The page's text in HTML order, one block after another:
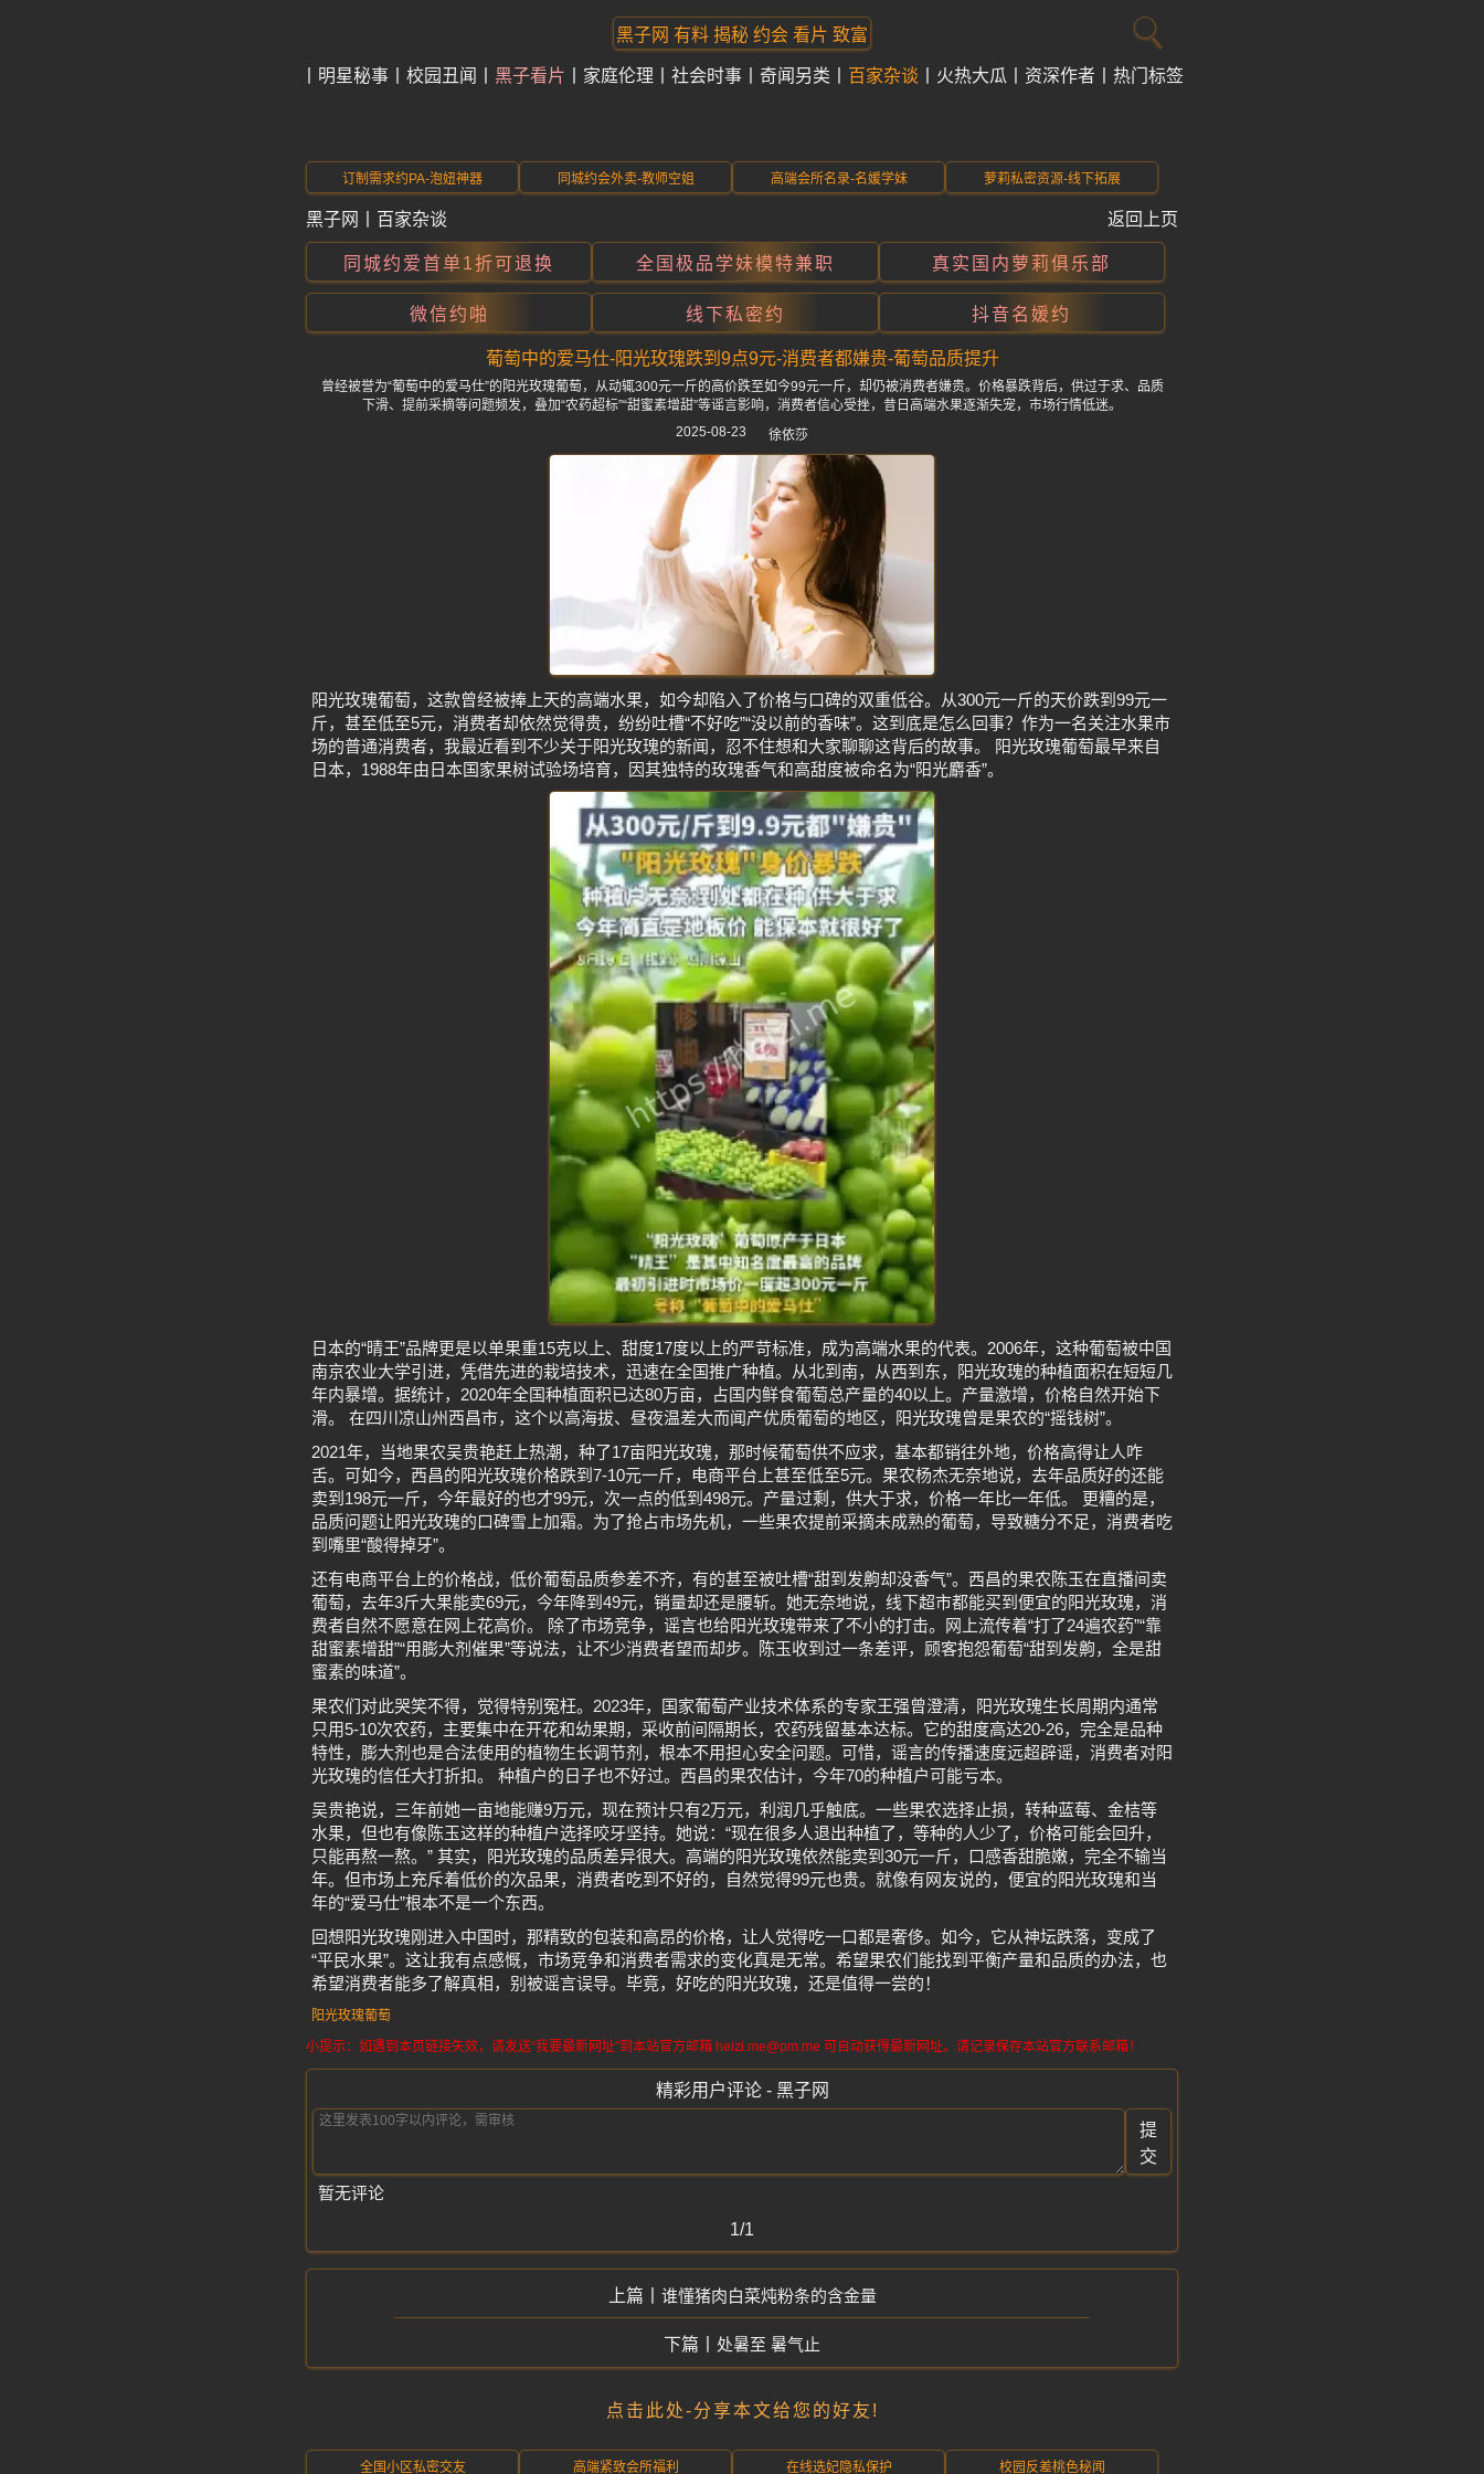
黑子网 有料 揭秘 约会 看片 致富
明星秘事 校园丑闻 黑子看片 家庭伦理 社会时事 奇闻另类 百家杂谈 火热大瓜 资深作者 热门标签
订制需求约PA-泡妞神器 同城约会外卖-教师空姐 高端会所名录-名媛学妹 萝莉私密资源-线下拓展
黑子网 百家杂谈 返回上页
同城约爱首单1折可退换 全国极品学妹模特兼职 真实国内萝莉俱乐部
微信约啪 线下私密约 抖音名媛约
葡萄中的爱马仕-阳光玫瑰跌到9点9元-消费者都嫌贵-葡萄品质提升
曾经被誉为“葡萄中的爱马仕”的阳光玫瑰葡萄，从动辄300元一斤的高价跌至如今99元一斤，却仍被消费者嫌贵。价格暴跌背后，供过于求、品质
下滑、提前采摘等问题频发，叠加“农药超标”“甜蜜素增甜”等谣言影响，消费者信心受挫，昔日高端水果逐渐失宠，市场行情低迷。
2025-08-23
徐依莎
阳光玫瑰葡萄，这款曾经被捧上天的高端水果，如今却陷入了价格与口碑的双重低谷。从300元一斤的天价跌到99元一
斤，甚至低至5元，消费者却依然觉得贵，纷纷吐槽“不好吃”“没以前的香味”。这到底是怎么回事？作为一名关注水果市
场的普通消费者，我最近看到不少关于阳光玫瑰的新闻，忍不住想和大家聊聊这背后的故事。 阳光玫瑰葡萄最早来自
日本，1988年由日本国家果树试验场培育，因其独特的玫瑰香气和高甜度被命名为“阳光麝香”。
日本的“晴王”品牌更是以单果重15克以上、甜度17度以上的严苛标准，成为高端水果的代表。2006年，这种葡萄被中国
南京农业大学引进，凭借先进的栽培技术，迅速在全国推广种植。从北到南，从西到东，阳光玫瑰的种植面积在短短几
年内暴增。据统计，2020年全国种植面积已达80万亩，占国内鲜食葡萄总产量的40以上。产量激增，价格自然开始下
滑。 在四川凉山州西昌市，这个以高海拔、昼夜温差大而闻产优质葡萄的地区，阳光玫瑰曾是果农的“摇钱树”。
2021年，当地果农吴贵艳赶上热潮，种了17亩阳光玫瑰，那时候葡萄供不应求，基本都销往外地，价格高得让人咋
舌。可如今，西昌的阳光玫瑰价格跌到7-10元一斤，电商平台上甚至低至5元。果农杨杰无奈地说，去年品质好的还能
卖到198元一斤，今年最好的也才99元，次一点的低到498元。产量过剩，供大于求，价格一年比一年低。 更糟的是，
品质问题让阳光玫瑰的口碑雪上加霜。为了抢占市场先机，一些果农提前采摘未成熟的葡萄，导致糖分不足，消费者吃
到嘴里“酸得掉牙”。
还有电商平台上的价格战，低价葡萄品质参差不齐，有的甚至被吐槽“甜到发齁却没香气”。西昌的果农陈玉在直播间卖
葡萄，去年3斤大果能卖69元，今年降到49元，销量却还是腰斩。她无奈地说，线下超市都能买到便宜的阳光玫瑰，消
费者自然不愿意在网上花高价。 除了市场竞争，谣言也给阳光玫瑰带来了不小的打击。网上流传着“打了24遍农药”“靠
甜蜜素增甜”“用膨大剂催果”等说法，让不少消费者望而却步。陈玉收到过一条差评，顾客抱怨葡萄“甜到发齁，全是甜
蜜素的味道”。
果农们对此哭笑不得，觉得特别冤枉。2023年，国家葡萄产业技术体系的专家王强曾澄清，阳光玫瑰生长周期内通常
只用5-10次农药，主要集中在开花和幼果期，采收前间隔期长，农药残留基本达标。它的甜度高达20-26，完全是品种
特性，膨大剂也是合法使用的植物生长调节剂，根本不用担心安全问题。可惜，谣言的传播速度远超辟谣，消费者对阳
光玫瑰的信任大打折扣。 种植户的日子也不好过。西昌的果农估计，今年70的种植户可能亏本。
吴贵艳说，三年前她一亩地能赚9万元，现在预计只有2万元，利润几乎触底。一些果农选择止损，转种蓝莓、金桔等
水果，但也有像陈玉这样的种植户选择咬牙坚持。她说：“现在很多人退出种植了，等种的人少了，价格可能会回升，
只能再熬一熬。” 其实，阳光玫瑰的品质差异很大。高端的阳光玫瑰依然能卖到30元一斤，口感香甜脆嫩，完全不输当
年。但市场上充斥着低价的次品果，消费者吃到不好的，自然觉得99元也贵。就像有网友说的，便宜的阳光玫瑰和当
年的“爱马仕”根本不是一个东西。
回想阳光玫瑰刚进入中国时，那精致的包装和高昂的价格，让人觉得吃一口都是奢侈。如今，它从神坛跌落，变成了
“平民水果”。这让我有点感慨，市场竞争和消费者需求的变化真是无常。希望果农们能找到平衡产量和品质的办法，也
希望消费者能多了解真相，别被谣言误导。毕竟，好吃的阳光玫瑰，还是值得一尝的！
阳光玫瑰葡萄
小提示：如遇到本页链接失效，请发送“我要最新网址”到本站官方邮箱 heizi.me@pm.me 可自动获得最新网址。请记录保存本站官方联系邮箱！
精彩用户评论 - 黑子网
提
交
暂无评论
1/1
谁懂猪肉白菜炖粉条的含金量
处暑至 暑气止
点击此处-分享本文给您的好友!
全国小区私密交友 高端紧致会所福利 在线选妃隐私保护 校园反差桃色秘闻